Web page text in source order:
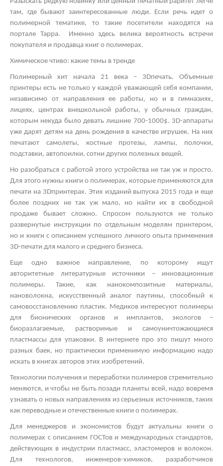
там, где бывают заинтересованные люди. Если речь идет о
полимерной тематике, то такие посетители находятся на
портале Тарра. Именно здесь велика вероятность встречи
покупателя и продавца книг о полимерах.
Химическое чтиво: какие темы в тренде
Полимерный хит начала 21 века – 3Dпечать. Объемные
принтеры есть не только у каждой уважающей себя компании,
независимо от направления ее работы, но и в гимназиях,
лицеях, центрах внешкольной работы, у обычных граждан,
которым некуда было девать лишние 700-1000$. 3D-аппараты
уже дарят детям на день рождения в качестве игрушек. На них
печатают самолеты, костные протезы, лампы, полочки,
подставки, автопоилки, сотни других полезных вещей.
Но разобраться с работой этого устройства не так уж и просто.
Для этого нужны книги о полимерах, которые применяются для
печати на 3Dпринтерах. Этих изданий выпуска 2015 года и еще
более поздних не так уж мало, но найти их в свободной
продаже бывает сложно. Спросом пользуются не только
развернутые инструкции по отдельным моделям принтером,
но и книги с описанием успешного личного опыта применения
3D-печати для малого и среднего бизнеса.
Еще одно важное направление, по которому ищут
авторитетные литературные источники – инновационные
полимеры. Такие, как нанокомпозитные материалы,
нановолокна, искусственный аналог паутины, способный к
самовосстановлению пластик. Медиков интересуют полимеры
для бионических органов и имплантов, экологов –
биоразлагаемые, растворимые и самоуничтожающиеся
пластмассы для упаковки. В интернете про это пишут много
разных баек, но практически применимую информацию надо
искать в книгах авторов этих изобретений.
Технологии получения и переработки полимеров стремительно
меняются, и чтобы не быть позади планеты всей, надо вовремя
узнавать о новых направлениях из серьезных источников, таких
как переводные и отечественные книги о полимерах.
Для менеджеров и экономистов будут актуальны книги о
полимерах с описанием ГОСТов и международных стандартов,
действующих в индустрии пластмасс, эластомеров и волокон.
Для технологов, инженеров-химиков, разработчиков